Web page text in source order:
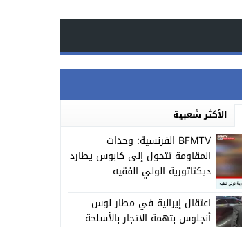
الأكثر شعبية
BFMTV الفرنسية: وحدات
المقاومة تتحول إلى كابوس يطارد
ديكتاتورية الولي الفقيه
اعتقال إيرانية في مطار لوس
أنجلوس بتهمة الاتجار بالأسلحة